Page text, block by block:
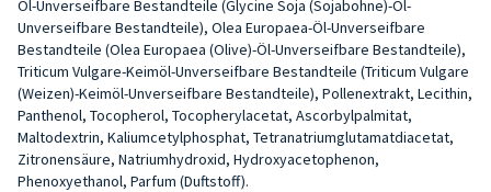
Öl-Unverseifbare Bestandteile (Glycine Soja (Sojabohne)-Öl-
Unverseifbare Bestandteile), Olea Europaea-Öl-Unverseifbare
Bestandteile (Olea Europaea (Olive)-Öl-Unverseifbare Bestandteile),
Triticum Vulgare-Keimöl-Unverseifbare Bestandteile (Triticum Vulgare
(Weizen)-Keimöl-Unverseifbare Bestandteile), Pollenextrakt, Lecithin,
Panthenol, Tocopherol, Tocopherylacetat, Ascorbylpalmitat,
Maltodextrin, Kaliumcetylphosphat, Tetranatriumglutamatdiacetat,
Zitronensäure, Natriumhydroxid, Hydroxyacetophenon,
Phenoxyethanol, Parfum (Duftstoff).